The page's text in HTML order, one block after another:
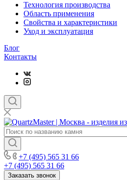
Технология производства
Область применения
Свойства и характеристики
Уход и эксплуатация
Блог
Контакты
+7 (495) 565 31 66
+7 (495) 565 31 66
Заказать звонок